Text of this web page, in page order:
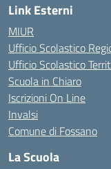
Link Esterni
MIUR
Ufficio Scolastico
Ufficio Scolastico
Scuola in Chiaro
Iscrizioni On Line
Invalsi
Comune di Fossano
La Scuola